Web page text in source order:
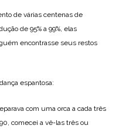
de várias centenas de
de 95% a 99%, elas
encontrasse seus restos
espantosa:
com uma orca a cada três
comecei a vê-las três ou